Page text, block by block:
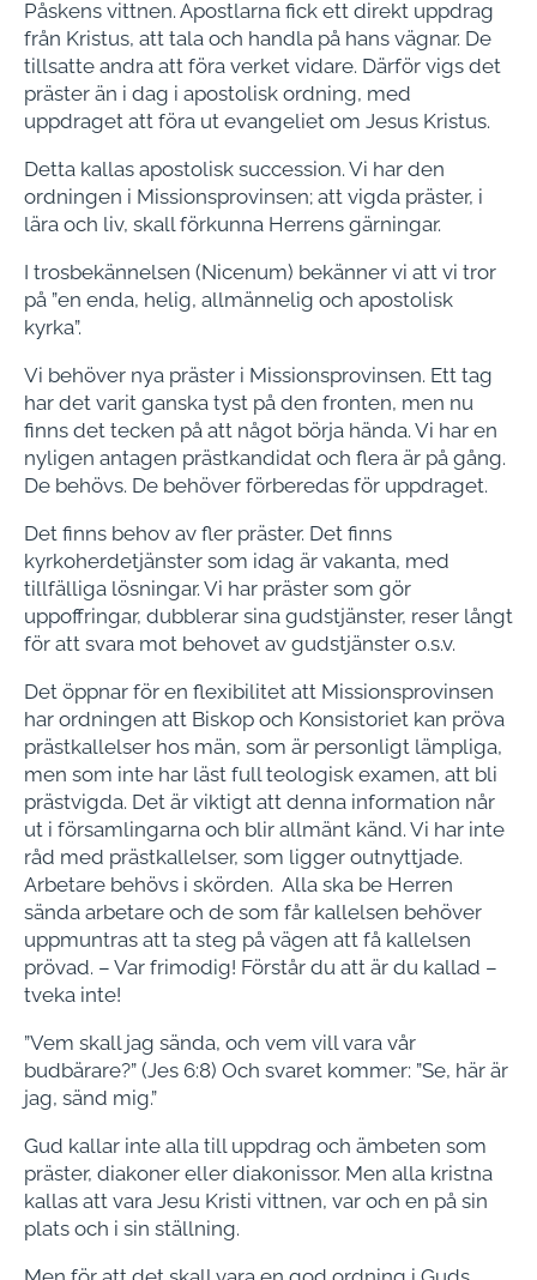
Påskens vittnen. Apostlarna fick ett direkt uppdrag
från Kristus, att tala och handla på hans vägnar. De
tillsatte andra att föra verket vidare. Därför vigs det
präster än i dag i apostolisk ordning, med
uppdraget att föra ut evangeliet om Jesus Kristus.
Detta kallas apostolisk succession. Vi har den
ordningen i Missionsprovinsen; att vigda präster, i
lära och liv, skall förkunna Herrens gärningar.
I trosbekännelsen (Nicenum) bekänner vi att vi tror
på ”en enda, helig, allmännelig och apostolisk
kyrka”.
Vi behöver nya präster i Missionsprovinsen. Ett tag
har det varit ganska tyst på den fronten, men nu
finns det tecken på att något börja hända. Vi har en
nyligen antagen prästkandidat och flera är på gång.
De behövs. De behöver förberedas för uppdraget.
Det finns behov av fler präster. Det finns
kyrkoherdetjänster som idag är vakanta, med
tillfälliga lösningar. Vi har präster som gör
uppoffringar, dubblerar sina gudstjänster, reser långt
för att svara mot behovet av gudstjänster o.s.v.
Det öppnar för en flexibilitet att Missionsprovinsen
har ordningen att Biskop och Konsistoriet kan pröva
prästkallelser hos män, som är personligt lämpliga,
men som inte har läst full teologisk examen, att bli
prästvigda. Det är viktigt att denna information når
ut i församlingarna och blir allmänt känd. Vi har inte
råd med prästkallelser, som ligger outnyttjade.
Arbetare behövs i skörden. Alla ska be Herren
sända arbetare och de som får kallelsen behöver
uppmuntras att ta steg på vägen att få kallelsen
prövad. – Var frimodig! Förstår du att är du kallad –
tveka inte!
”Vem skall jag sända, och vem vill vara vår
budbärare?” (Jes 6:8) Och svaret kommer: ”Se, här är
jag, sänd mig.”
Gud kallar inte alla till uppdrag och ämbeten som
präster, diakoner eller diakonissor. Men alla kristna
kallas att vara Jesu Kristi vittnen, var och en på sin
plats och i sin ställning.